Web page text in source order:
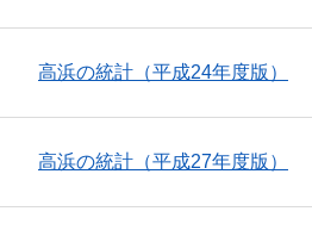
高浜の統計（平成24年度版）
高浜の統計（平成27年度版）